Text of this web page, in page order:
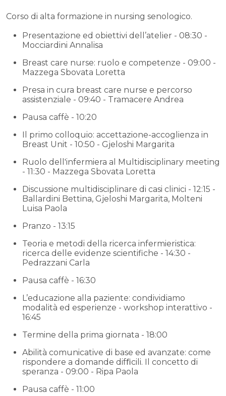
Corso di alta formazione in nursing senologico.
Presentazione ed obiettivi dell’atelier - 08:30 -
Mocciardini Annalisa
Breast care nurse: ruolo e competenze - 09:00 -
Mazzega Sbovata Loretta
Presa in cura breast care nurse e percorso
assistenziale - 09:40 - Tramacere Andrea
Pausa caffè - 10:20
Il primo colloquio: accettazione-accoglienza in
Breast Unit - 10:50 - Gjeloshi Margarita
Ruolo dell'infermiera al Multidisciplinary meeting
- 11:30 - Mazzega Sbovata Loretta
Discussione multidisciplinare di casi clinici - 12:15 -
Ballardini Bettina, Gjeloshi Margarita, Molteni
Luisa Paola
Pranzo - 13:15
Teoria e metodi della ricerca infermieristica:
ricerca delle evidenze scientifiche - 14:30 -
Pedrazzani Carla
Pausa caffè - 16:30
L’educazione alla paziente: condividiamo
modalità ed esperienze - workshop interattivo -
16:45
Termine della prima giornata - 18:00
Abilità comunicative di base ed avanzate: come
rispondere a domande difﬁcili. Il concetto di
speranza - 09:00 - Ripa Paola
Pausa caffè - 11:00